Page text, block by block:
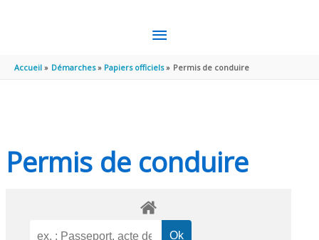
MENU
PRINCIPAL
Accueil Démarches Papiers officiels Permis de conduire
Permis de conduire